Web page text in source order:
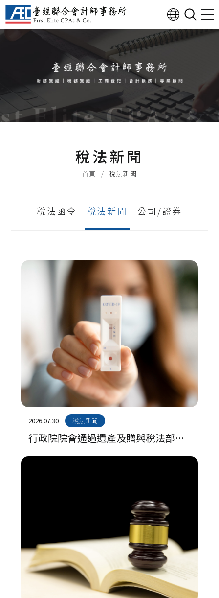
稅法新聞
首頁 稅法新聞
稅法函令 稅法新聞 公司/證券
2026.07.30 稅法新聞
行政院院會通過遺產及贈與稅法部分
條文修正草案